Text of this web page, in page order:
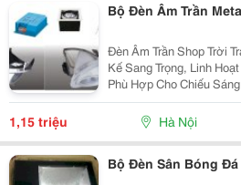
Bộ Đèn Âm Trần
Đèn Âm Trần Shop Trời Trang Đèn Rọi Âm Trần
Kế Sang Trọng, Linh
Phù Hợp Cho Chiếu
Bóng Đèn Halogen Hoặc Metal
35/70W Đui G12/G8.5
1,15 triệu Hà Nội
Bộ Đèn Sân Bóng Đá